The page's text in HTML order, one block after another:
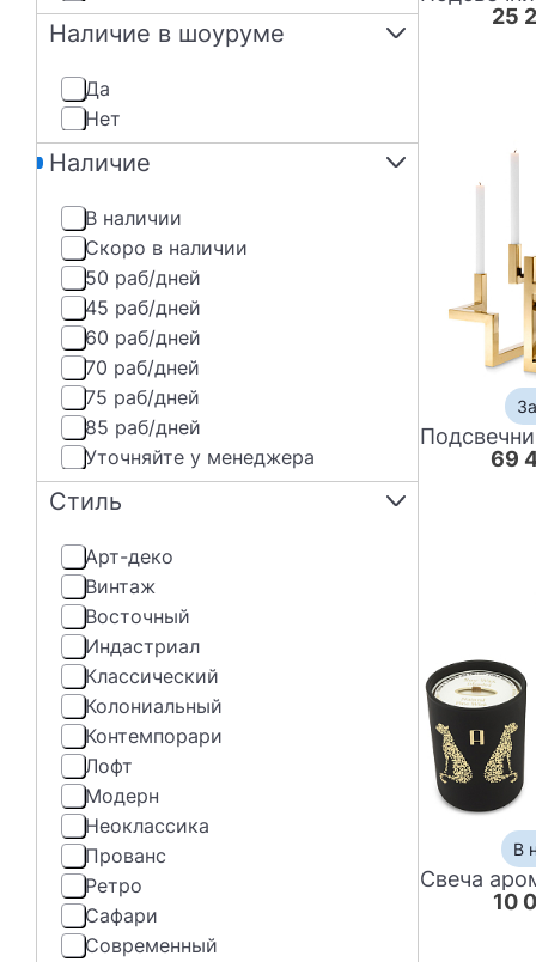
Наличие в шоуруме
да
нет
Наличие
В наличии
Скоро в наличии
50 раб/дней
45 раб/дней
60 раб/дней
70 раб/дней
75 раб/дней
85 раб/дней
Уточняйте у менеджера
Стиль
Арт-деко
Винтаж
Восточный
Индастриал
Классический
Колониальный
Контемпорари
Лофт
Модерн
Неоклассика
Прованс
Ретро
Сафари
Современный
25
69
В
10